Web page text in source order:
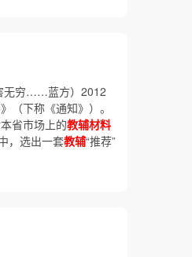
无穷……蓝方）2012
（下称《通知》）。
省市场上的教辅材料
，选出一套教辅“推荐”